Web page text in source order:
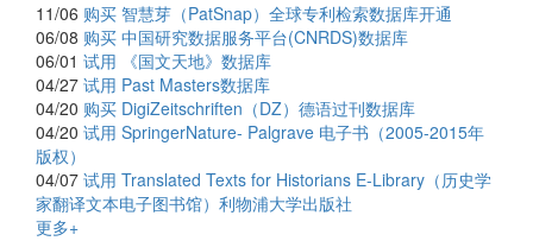
11/06 购买 智慧芽（PatSnap）全球专利检索数据库开通
06/08 购买 中国研究数据服务平台(CNRDS)数据库
06/01 试用
《国文天地》数据库
04/27 试用 Past Masters数据库
04/20 购买 DigiZeitschriften（DZ）德语过刊数据库
04/20 试用 SpringerNature- Palgrave 电子书（2005-2015年
版权）
04/07 试用 Translated Texts for Historians E-Library（历史学
家翻译文本电子图书馆）利物浦大学出版社
更多+